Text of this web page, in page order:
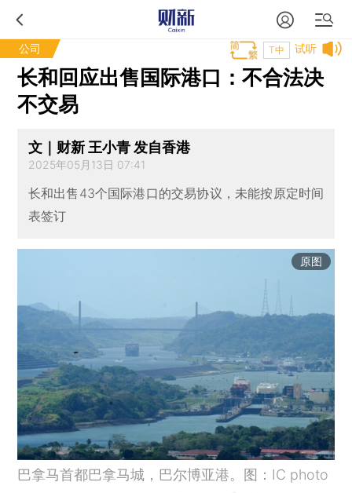
公司 试听
T中
长和回应出售国际港口：不合法决
不交易
文｜财新 王小青 发自香港
2025年05月13日 07:41
长和出售43个国际港口的交易协议，未能按原定时间
表签订
原图
巴拿马首都巴拿马城，巴尔博亚港。图：IC photo